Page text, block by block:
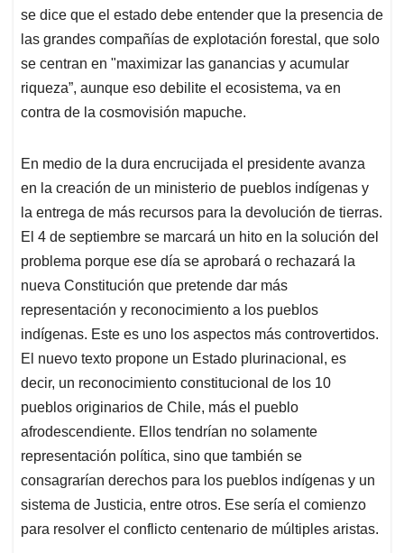
se dice que el estado debe entender que la presencia de
las grandes compañías de explotación forestal, que solo
se centran en "maximizar las ganancias y acumular
riqueza”, aunque eso debilite el ecosistema, va en
contra de la cosmovisión mapuche.
En medio de la dura encrucijada el presidente avanza
en la creación de un ministerio de pueblos indígenas y
la entrega de más recursos para la devolución de tierras.
El 4 de septiembre se marcará un hito en la solución del
problema porque ese día se aprobará o rechazará la
nueva Constitución que pretende dar más
representación y reconocimiento a los pueblos
indígenas. Este es uno los aspectos más controvertidos.
El nuevo texto propone un Estado plurinacional, es
decir, un reconocimiento constitucional de los 10
pueblos originarios de Chile, más el pueblo
afrodescendiente. Ellos tendrían no solamente
representación política, sino que también se
consagrarían derechos para los pueblos indígenas y un
sistema de Justicia, entre otros. Ese sería el comienzo
para resolver el conflicto centenario de múltiples aristas.